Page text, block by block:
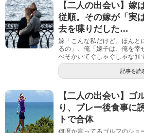
【二人の出会い】嫁
従順。その嫁が「実
去を喋りだした…
嫁「こんな私だけど、ほんと
るの」、俺「嫁子は、俺を幸
べそかいてぐしゃぐしゃな顔
記事を読
【二人の出会い】ゴ
り、プレー後食事に
トで合体
何度か言ってるゴルフのショ